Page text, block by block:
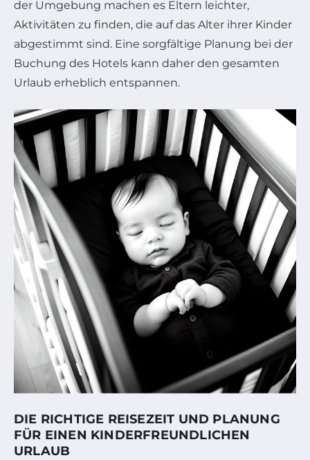
der Umgebung machen es Eltern leichter,
Aktivitäten zu finden, die auf das Alter ihrer Kinder
abgestimmt sind. Eine sorgfältige Planung bei der
Buchung des Hotels kann daher den gesamten
Urlaub erheblich entspannen.
DIE RICHTIGE REISEZEIT UND PLANUNG
FÜR EINEN KINDERFREUNDLICHEN
URLAUB